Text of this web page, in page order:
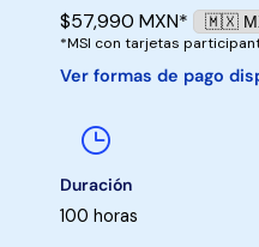
$57,990 MXN*
*MSI con tarjetas
Ver formas de pago
Duración
100 horas